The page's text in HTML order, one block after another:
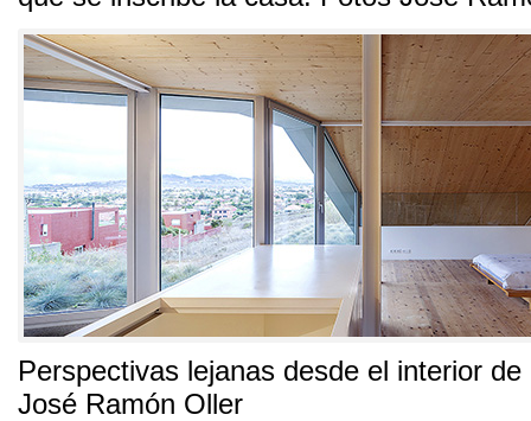
Perspectivas lejanas desde el interior de
José Ramón Oller